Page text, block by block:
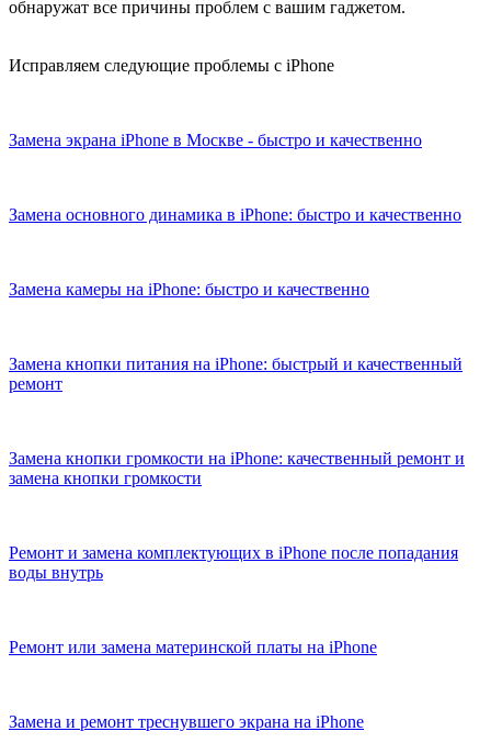
обнаружат все причины проблем с вашим гаджетом.
Исправляем следующие проблемы с iPhone
Замена экрана iPhone в Москве - быстро и качественно
Замена основного динамика в iPhone: быстро и качественно
Замена камеры на iPhone: быстро и качественно
Замена кнопки питания на iPhone: быстрый и качественный
ремонт
Замена кнопки громкости на iPhone: качественный ремонт и
замена кнопки громкости
Ремонт и замена комплектующих в iPhone после попадания
воды внутрь
Ремонт или замена материнской платы на iPhone
Замена и ремонт треснувшего экрана на iPhone